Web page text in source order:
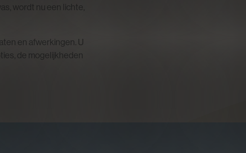
wordt nu een lichte,
en afwerkingen. U
de mogelijkheden